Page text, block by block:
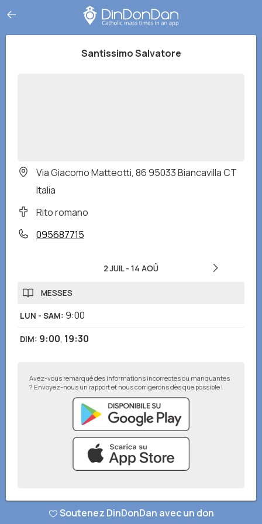
Santissimo Salvatore
Via Giacomo Matteotti, 86 95033 Biancavilla CT
Italia
Rito romano
095687715
2 JUIL- 14 AOÛ
MESSES
LUN - SAM: 9:00
DIM: 9:00, 19:30
Avez-vous remarqué des informations incorrectes ou manquantes
? Envoyez-nous un rapport et nous corrigerons dès que possible !
© DinDonDan App 2026–Politique de confidentialité–Ajouter à votre
site web
Soutenez DinDonDan avec un don